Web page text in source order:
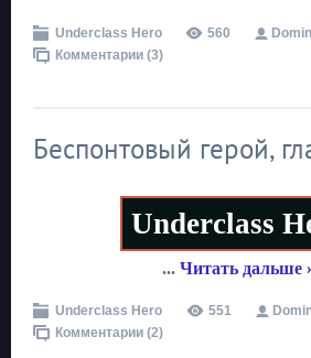
Underclass Hero 560
Комментарии (3)
Беспонтовый герой,
Underclass
... Читать дальше
Underclass Hero 551
Комментарии (2)